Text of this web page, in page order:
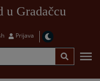
u Gradačcu
Prijava